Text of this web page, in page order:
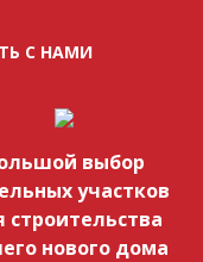
С НАМИ
выбор
участков
строительства
нового дома